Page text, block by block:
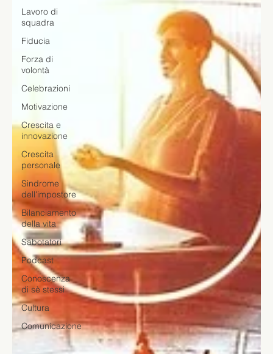
Lavoro di
squadra
Fiducia
Forza di
volontà
Celebrazioni
Motivazione
Crescita e
innovazione
Crescita
personale
Sindrome
dell'impostore
Bilanciamento
della vita
Sabotatori
Podcast
Conoscenza
di sè stessi
Cultura
Comunicazione